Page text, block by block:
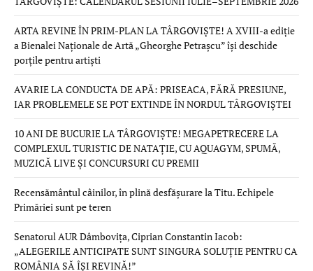
ARTA REVINE ÎN PRIM-PLAN LA TÂRGOVIȘTE! A XVIII-a ediție
a Bienalei Naționale de Artă „Gheorghe Petrașcu” își deschide
porțile pentru artiști
AVARIE LA CONDUCTA DE APĂ: PRISEACA, FĂRĂ PRESIUNE,
IAR PROBLEMELE SE POT EXTINDE ÎN NORDUL TÂRGOVIȘTEI
10 ANI DE BUCURIE LA TÂRGOVIȘTE! MEGAPETRECERE LA
COMPLEXUL TURISTIC DE NATAȚIE, CU AQUAGYM, SPUMĂ,
MUZICĂ LIVE ȘI CONCURSURI CU PREMII
Recensământul câinilor, în plină desfășurare la Titu. Echipele
Primăriei sunt pe teren
Senatorul AUR Dâmbovița, Ciprian Constantin Iacob:
„ALEGERILE ANTICIPATE SUNT SINGURA SOLUȚIE PENTRU CA
ROMÂNIA SĂ ÎȘI REVINĂ!”